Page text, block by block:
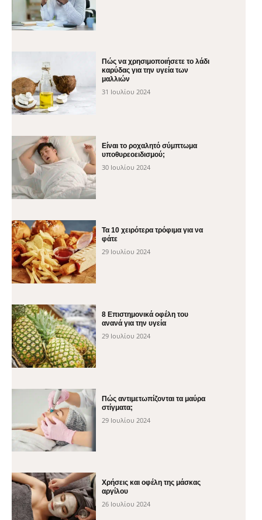
Πώς να χρησιμοποιήσετε το λάδι
καρύδας για την υγεία των
μαλλιών
31 Ιουλίου 2024
Είναι το ροχαλητό σύμπτωμα
υποθυρεοειδισμού;
30 Ιουλίου 2024
Τα 10 χειρότερα τρόφιμα για να
φάτε
29 Ιουλίου 2024
8 Επιστημονικά οφέλη του
ανανά για την υγεία
29 Ιουλίου 2024
Πώς αντιμετωπίζονται τα μαύρα
στίγματα;
29 Ιουλίου 2024
Χρήσεις και οφέλη της μάσκας
αργίλου
26 Ιουλίου 2024